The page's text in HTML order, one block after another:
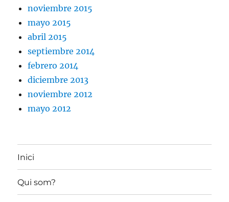
noviembre 2015
mayo 2015
abril 2015
septiembre 2014
febrero 2014
diciembre 2013
noviembre 2012
mayo 2012
Inici
Qui som?